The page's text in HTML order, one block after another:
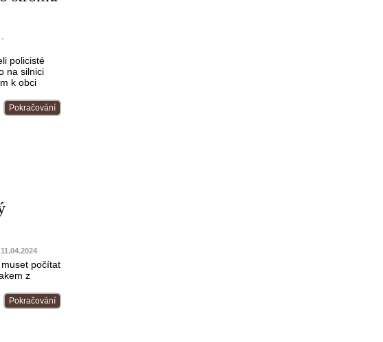
policisté
na silnici
k obci
Pokračování
počítat
z
Pokračování